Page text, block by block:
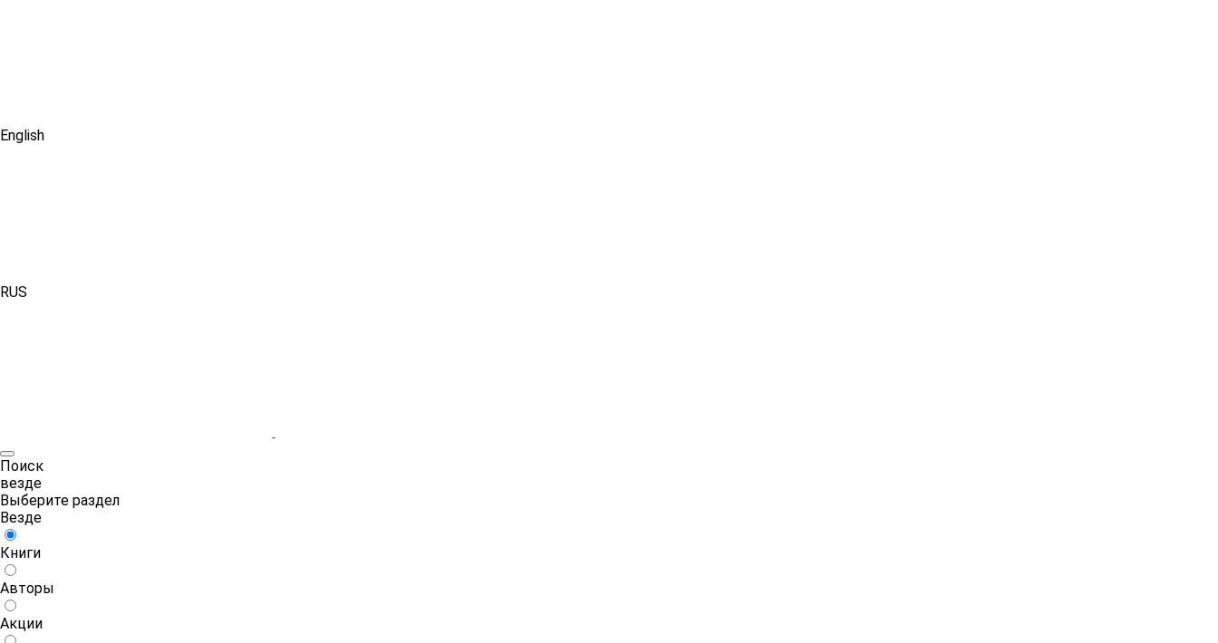
English
RUS
Поиск
везде
Выберите раздел
Везде
Книги
Авторы
Акции